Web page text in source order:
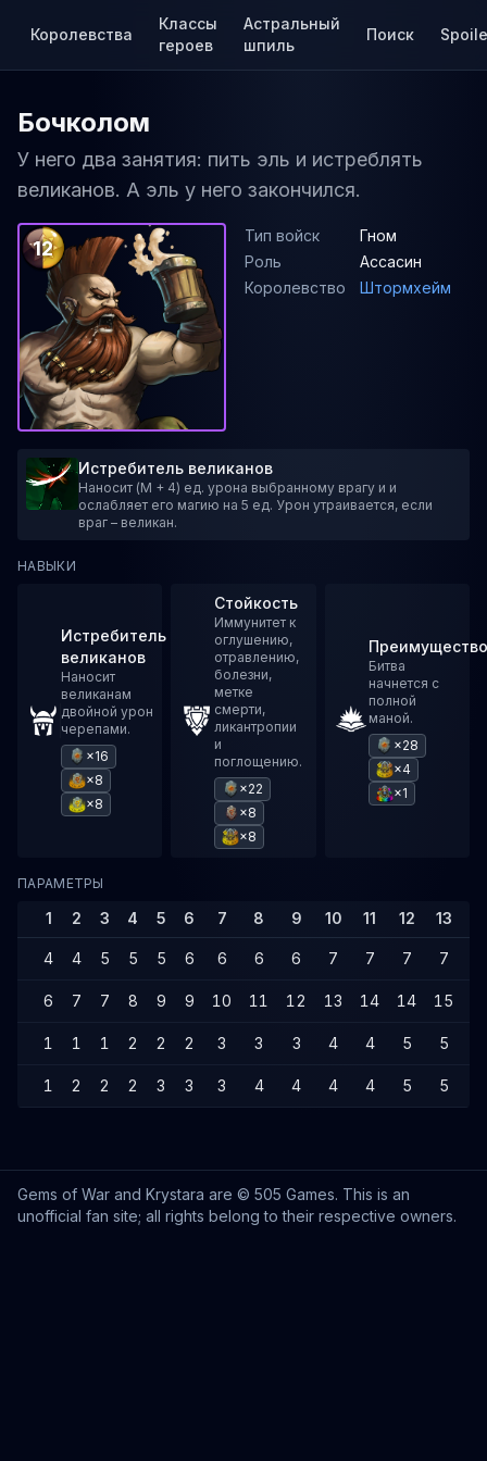
Королевства
Классы
героев
Астральный
шпиль
Поиск
Бочколом
У него два занятия: пить эль и истреблять
великанов. А эль у него закончился.
12
Тип войск
Гном
Роль
Ассасин
Королевство
Штормхейм
Истребитель великанов
Наносит (M + 4) ед. урона выбранному врагу и и
ослабляет его магию на 5 ед. Урон утраивается, если
враг – великан.
НАВЫКИ
Истребитель
великанов
Наносит
великанам
двойной урон
черепами.
×16
×8
×8
Стойкость
Иммунитет к
оглушению,
отравлению,
болезни,
метке
смерти,
ликантропии
и
поглощению.
×22
×8
×8
Преимущество
Битва
начнется с
полной
маной.
×28
×4
×1
ПАРАМЕТРЫ
1 2 3 4 5 6 7 8 9 10 11 12 13
4 4 5 5 5 6 6 6 6 7 7 7 7
6 7 7 8 9 9 10 11 12 13 14 14 15
1 1 1 2 2 2 3 3 3 4 4 5 5
1 2 2 2 3 3 3 4 4 4 4 5 5
Gems of War and Krystara are © 505 Games. This is an
unofficial fan site; all rights belong to their respective owners.